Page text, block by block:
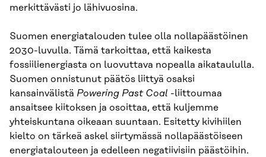
merkittävästi jo lähivuosina.
Suomen energiatalouden tulee olla nollapäästöinen
2030-luvulla. Tämä tarkoittaa, että kaikesta
fossiilienergiasta on luovuttava nopealla aikataululla.
Suomen onnistunut päätös liittyä osaksi
kansainvälistä Powering Past Coal -liittoumaa
ansaitsee kiitoksen ja osoittaa, että kuljemme
yhteiskuntana oikeaan suuntaan. Esitetty kivihiilen
kielto on tärkeä askel siirtymässä nollapäästöiseen
energiatalouteen ja edelleen negatiivisiin päästöihin.